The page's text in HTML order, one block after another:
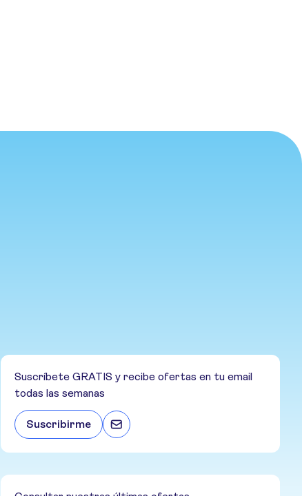
Suscríbete GRATIS y recibe ofertas en tu email
todas las semanas
Suscribirme